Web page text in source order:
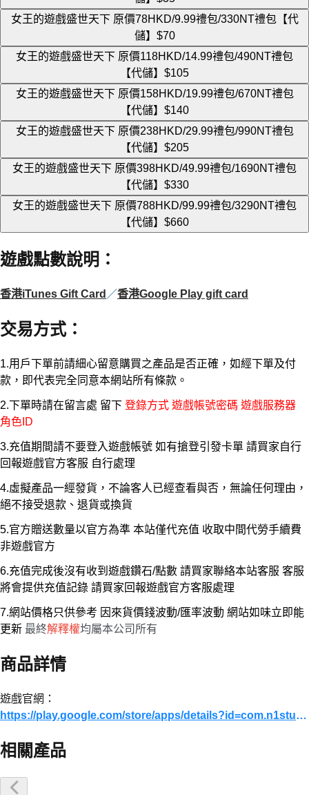
女王的遊戲盛世天下 原價78HKD/9.99禮包/330NT禮包【代
儲】 $70
女王的遊戲盛世天下 原價118HKD/14.99禮包/490NT禮包
【代儲】 $105
女王的遊戲盛世天下 原價158HKD/19.99禮包/670NT禮包
【代儲】 $140
女王的遊戲盛世天下 原價238HKD/29.99禮包/990NT禮包
【代儲】 $205
女王的遊戲盛世天下 原價398HKD/49.99禮包/1690NT禮包
【代儲】 $330
女王的遊戲盛世天下 原價788HKD/99.99禮包/3290NT禮包
【代儲】 $660
遊戲點數說明 ：
香港iTunes Gift Card ／香港Google Play gift card
交易方式：
1.用戶下單前請細心留意購買之產品是否正確，如經下單及付
款，即代表完全同意本網站所有條款。
2.下單時請在留言處 留下 登錄方式 遊戲帳號密碼 遊戲服務器
角色ID
3.充值期間請不要登入遊戲帳號 如有搶登引發卡單 請買家自行
回報遊戲官方客服 自行處理
4.虛擬產品一經發貨，不論客人已經查看與否，無論任何理由，
絕不接受退款、退貨或換貨
5.官方贈送數量以官方為準 本站僅代充值 收取中間代勞手續費
非遊戲官方
6.充值完成後沒有收到遊戲鑽石/點數 請買家聯絡本站客服 客服
將會提供充值記錄 請買家回報遊戲官方客服處理
7.網站價格只供參考 因來貨價錢波動/匯率波動 網站如味立即能
更新 最終解釋權均屬本公司所有
商品詳情
遊戲官網：
https://play.google.com/store/apps/details?id=com.n1studio.sstxtw
相關產品